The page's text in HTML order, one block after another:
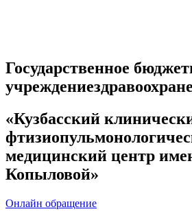
Государственное
«Кузбасский
медицинский центр
Копыловой»
Онлайн обращение